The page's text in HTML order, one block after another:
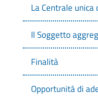
La Centrale
Il Soggetto
Finalità
Opportunità di